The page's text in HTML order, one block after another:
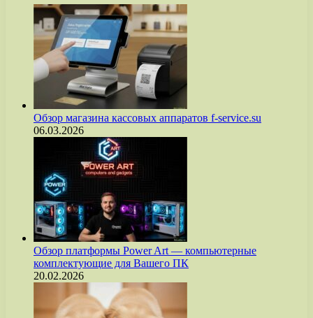
Обзор магазина кассовых аппаратов f-service.su
06.03.2026
Обзор платформы Power Art — компьютерные
комплектующие для Вашего ПК
20.02.2026